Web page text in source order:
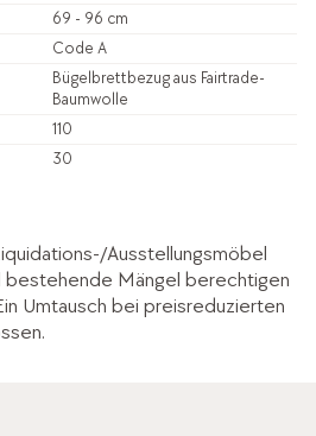
69 - 96 cm
Code A
Bügelbrettbezug aus Fairtrade-
Baumwolle
110
30
Ausstellungsmöbel
bestehende Mängel berechtigen
Umtausch bei preisreduzierten